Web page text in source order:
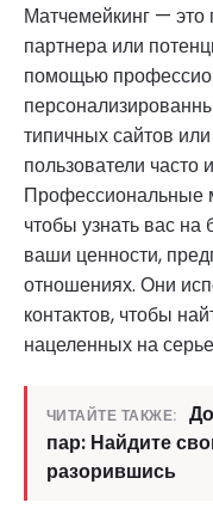
Матчемейкинг —
партнера или
помощью
типичных сайтов
пользователи часто
Профессиональные
чтобы узнать вас на
ваши ценности,
отношениях. Они
контактов, чтобы
нацеленных на
ЧИТАЙТЕ ТАКЖЕ:
пар: Найдите
разорившись